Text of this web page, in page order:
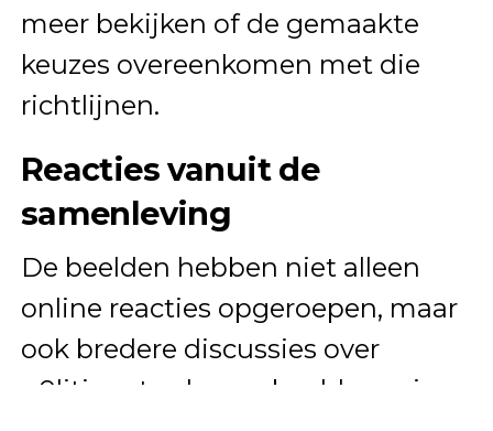
meer bekijken of de gemaakte
keuzes overeenkomen met die
richtlijnen.
Reacties vanuit de
samenleving
De beelden hebben niet alleen
online reacties opgeroepen, maar
ook bredere discussies over
p0litieoptreden en beeldvorming.